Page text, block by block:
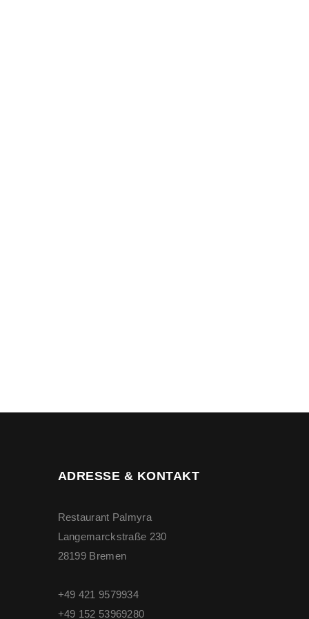
ADRESSE & KONTAKT
Restaurant Palmyra
Langemarckstraße 230
28199 Bremen
+49 421 9579934
+49 ‭152 53969280‬